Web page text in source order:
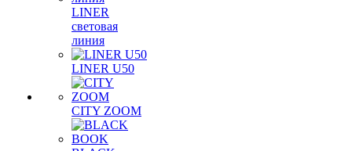
LINER
световая
линия
LINER U50
CITY ZOOM